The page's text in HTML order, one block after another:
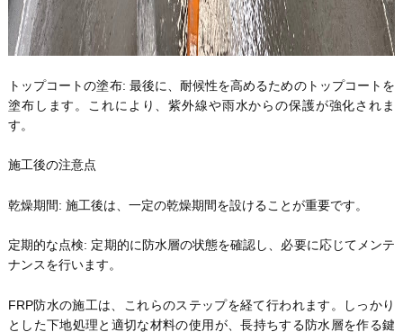
トップコートの塗布: 最後に、耐候性を高めるためのトップコートを
塗布します。これにより、紫外線や雨水からの保護が強化されま
す。
施工後の注意点
乾燥期間: 施工後は、一定の乾燥期間を設けることが重要です。
定期的な点検: 定期的に防水層の状態を確認し、必要に応じてメンテ
ナンスを行います。
FRP防水の施工は、これらのステップを経て行われます。しっかり
とした下地処理と適切な材料の使用が、長持ちする防水層を作る鍵